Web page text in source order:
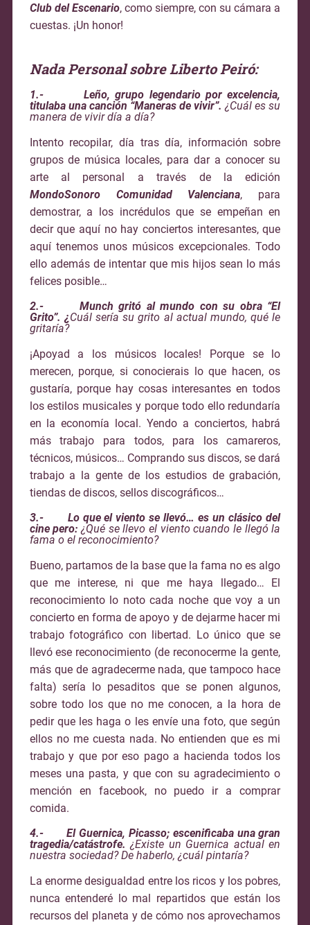
Club del Escenario, como siempre, con su cámara a
cuestas. ¡Un honor!
Nada Personal sobre Liberto Peiró:
1.- Leño, grupo legendario por excelencia,
titulaba una canción “Maneras de vivir”. ¿Cuál es su
manera de vivir día a día?
Intento recopilar, día tras día, información sobre
grupos de música locales, para dar a conocer su
arte al personal a través de la edición
MondoSonoro Comunidad Valenciana, para
demostrar, a los incrédulos que se empeñan en
decir que aquí no hay conciertos interesantes, que
aquí tenemos unos músicos excepcionales. Todo
ello además de intentar que mis hijos sean lo más
felices posible…
2.- Munch gritó al mundo con su obra “El
Grito”. ¿Cuál sería su grito al actual mundo, qué le
gritaría?
¡Apoyad a los músicos locales! Porque se lo
merecen, porque, si conocierais lo que hacen, os
gustaría, porque hay cosas interesantes en todos
los estilos musicales y porque todo ello redundaría
en la economía local. Yendo a conciertos, habrá
más trabajo para todos, para los camareros,
técnicos, músicos… Comprando sus discos, se dará
trabajo a la gente de los estudios de grabación,
tiendas de discos, sellos discográficos…
3.- Lo que el viento se llevó… es un clásico del
cine pero: ¿Qué se llevo el viento cuando le llegó la
fama o el reconocimiento?
Bueno, partamos de la base que la fama no es algo
que me interese, ni que me haya llegado… El
reconocimiento lo noto cada noche que voy a un
concierto en forma de apoyo y de dejarme hacer mi
trabajo fotográfico con libertad. Lo único que se
llevó ese reconocimiento (de reconocerme la gente,
más que de agradecerme nada, que tampoco hace
falta) sería lo pesaditos que se ponen algunos,
sobre todo los que no me conocen, a la hora de
pedir que les haga o les envíe una foto, que según
ellos no me cuesta nada. No entienden que es mi
trabajo y que por eso pago a hacienda todos los
meses una pasta, y que con su agradecimiento o
mención en facebook, no puedo ir a comprar
comida.
4.-
El Guernica, Picasso; escenificaba una gran
tragedia/catástrofe.¿Existe un Guernica actual en
nuestra sociedad? De haberlo, ¿cuál pintaría?
La enorme desigualdad entre los ricos y los pobres,
nunca entenderé lo mal repartidos que están los
recursos del planeta y de cómo nos aprovechamos